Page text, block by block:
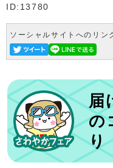
ID:13780
ソーシャルサイトへのリン
届
の
り